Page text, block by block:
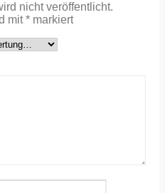
nicht veröffentlicht.
mit* markiert